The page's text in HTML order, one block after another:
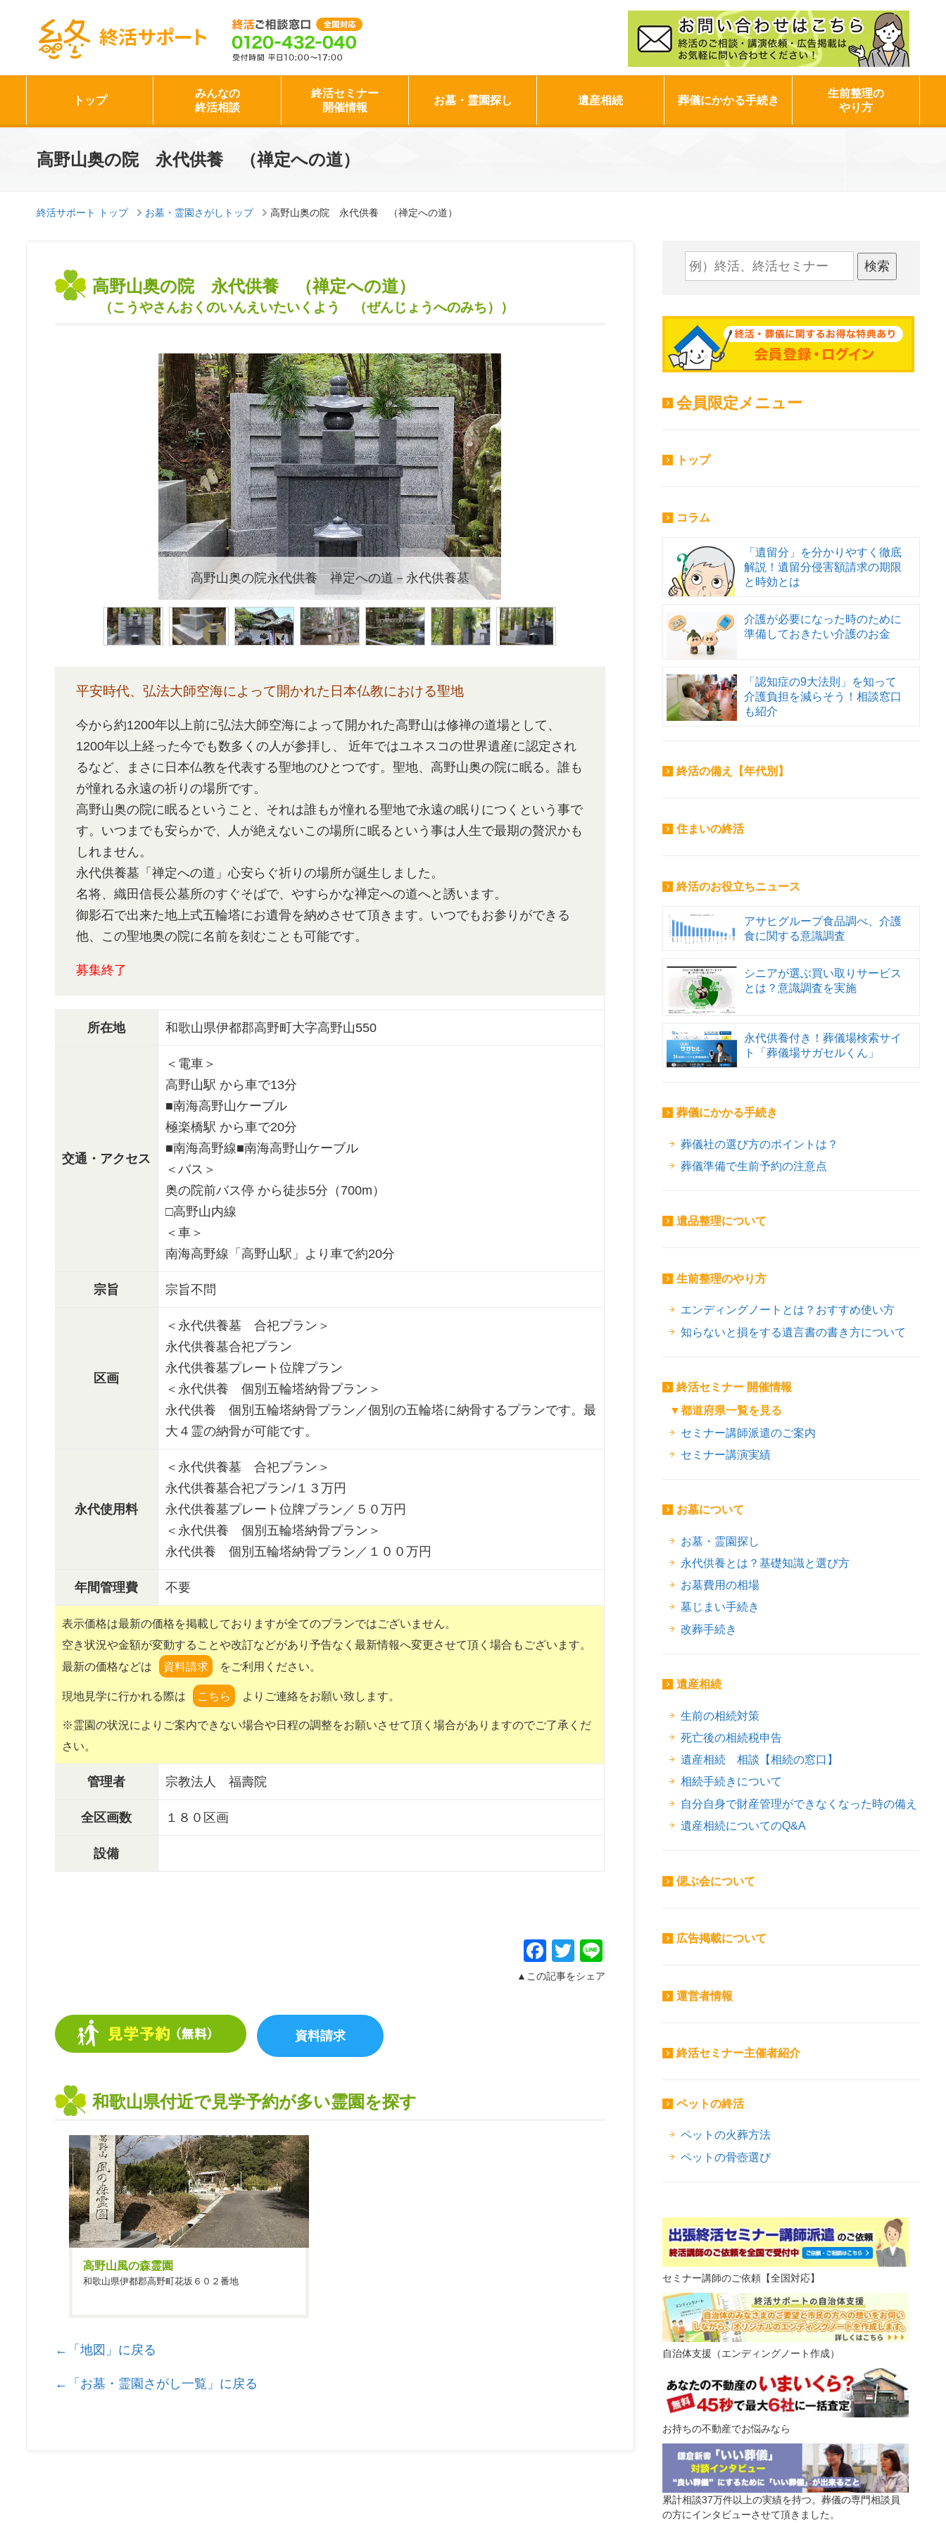
終活サポート
トップ
みんなの
終活相談
終活セミナー
開催情報
お墓・霊園探し 遺産相続 葬儀にかかる手続き
生前整理の
やり方
高野山奥の院 永代供養 （禅定への道）
終活サポート トップ お墓・霊園さがしトップ 高野山奥の院 永代供養 （禅定への道）
高野山奥の院 永代供養 （禅定への道）
（こうやさんおくのいんえいたいくよう （ぜんじょうへのみち））
高野山奥の院永代供養 禅定への道－永代供養墓
平安時代、弘法大師空海によって開かれた 日本仏教における聖地
今から約1200年以上前に弘法大師空海によって開かれた高野山は修禅の道場として、
1200年以上経った今でも数多くの人が参拝し、 近年ではユネスコの世界遺産に認定され
るなど、まさに日本仏教を代表する聖地のひとつです。聖地、高野山奥の院に眠る。誰も
が憧れる永遠の祈りの場所です。
高野山奥の院に眠るということ、それは誰もが憧れる聖地で永遠の眠りにつくという事で
す。いつまでも安らかで、人が絶えないこの場所に眠るという事は人生で最期の贅沢かも
しれません。
永代供養墓「禅定への道」心安らぐ祈りの場所が誕生しました。
名将、織田信長公墓所のすぐそばで、やすらかな禅定への道へと誘います。
御影石で出来た地上式五輪塔にお遺骨を納めさせて頂きます。いつでもお参りができる
他、この聖地奥の院に名前を刻むことも可能です。
募集終了
所在地 和歌山県伊都郡高野町大字高野山550
交通・アクセス
＜電車＞
高野山駅 から車で13分
■南海高野山ケーブル
極楽橋駅 から車で20分
■南海高野線■南海高野山ケーブル
＜バス＞
奥の院前バス停 から徒歩5分（700m）
□高野山内線
＜車＞
南海高野線「高野山駅」より車で約20分
宗旨 宗旨不問
区画
＜永代供養墓 合祀プラン＞
永代供養墓合祀プラン
永代供養墓プレート位牌プラン
＜永代供養 個別五輪塔納骨プラン＞
永代供養 個別五輪塔納骨プラン／個別の五輪塔に納骨するプランです。最
大４霊の納骨が可能です。
永代使用料
＜永代供養墓 合祀プラン＞
永代供養墓合祀プラン/１３万円
永代供養墓プレート位牌プラン／５０万円
＜永代供養 個別五輪塔納骨プラン＞
永代供養 個別五輪塔納骨プラン／１００万円
年間管理費 不要
表示価格は最新の価格を掲載しておりますが全てのプランではございません。
空き状況や金額が変動することや改訂などがあり予告なく最新情報へ変更させて頂く場合もございます。
最新の価格などは
をご利用ください。
現地見学に行かれる際は よりご連絡をお願い致します。
※霊園の状況によりご案内できない場合や日程の調整をお願いさせて頂く場合がありますのでご了承くだ
さい。
管理者 宗教法人 福壽院
全区画数 １８０区画
設備
Facebook
Twitter
▲この記事をシェア
和歌山県付近で見学予約が多い霊園を探す
高野山風の森霊園
和歌山県伊都郡高野町花坂６０２番地
←「地図」に戻る
←「お墓・霊園さがし一覧」に戻る
検索
会員限定メニュー
トップ
コラム
「遺留分」を分かりやすく徹底
解説！遺留分侵害額請求の期限
と時効とは
介護が必要になった時のために
準備しておきたい介護のお金
「認知症の9大法則」を知って
介護負担を減らそう！相談窓口
も紹介
終活の備え【年代別】
住まいの終活
終活のお役立ちニュース
アサヒグループ食品調べ、介護
食に関する意識調査
シニアが選ぶ買い取りサービス
とは？意識調査を実施
永代供養付き！葬儀場検索サイ
ト「葬儀場サガセルくん」
葬儀にかかる手続き
葬儀社の選び方のポイントは？
葬儀準備で生前予約の注意点
遺品整理について
生前整理のやり方
エンディングノートとは？おすすめ使い方
知らないと損をする遺言書の書き方について
終活セミナー 開催情報
▼都道府県一覧を見る
セミナー講師派遣のご案内
セミナー講演実績
お墓について
お墓・霊園探し
永代供養とは？基礎知識と選び方
お墓費用の相場
墓じまい手続き
改葬手続き
遺産相続
生前の相続対策
死亡後の相続税申告
遺産相続 相談【相続の窓口】
相続手続きについて
自分自身で財産管理ができなくなった時の備え
遺産相続についてのQ&A
偲ぶ会について
広告掲載について
運営者情報
終活セミナー主催者紹介
ペットの終活
ペットの火葬方法
ペットの骨壺選び
セミナー講師のご依頼【全国対応】
自治体支援（エンディングノート作成）
お持ちの不動産でお悩みなら
累計相談37万件以上の実績を持つ。葬儀の専門相談員
の方にインタビューさせて頂きました。